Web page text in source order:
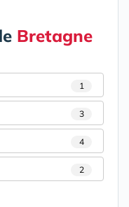
Bretagne
1
3
4
2